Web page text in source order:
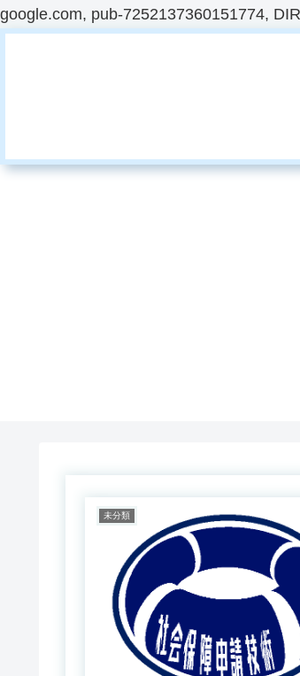
google.com, pub-7252137360151774,
未分類